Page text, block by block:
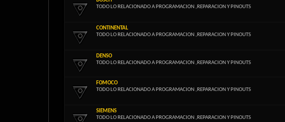
TODO LO RELACIONADO A PROGRAMACION ,REPARACION Y PINOUTS
CONTINENTAL
TODO LO RELACIONADO A PROGRAMACION ,REPARACION Y PINOUTS
DENSO
TODO LO RELACIONADO A PROGRAMACION ,REPARACION Y PINOUTS
FOMOCO
TODO LO RELACIONADO A PROGRAMACION ,REPARACION Y PINOUTS
SIEMENS
TODO LO RELACIONADO A PROGRAMACION ,REPARACION Y PINOUTS